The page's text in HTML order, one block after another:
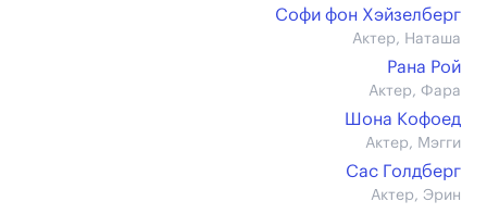
Софи фон Хэйзелберг
Актер, Наташа
Рана Рой
Актер, Фара
Шона Кофоед
Актер, Мэгги
Сас Голдберг
Актер, Эрин